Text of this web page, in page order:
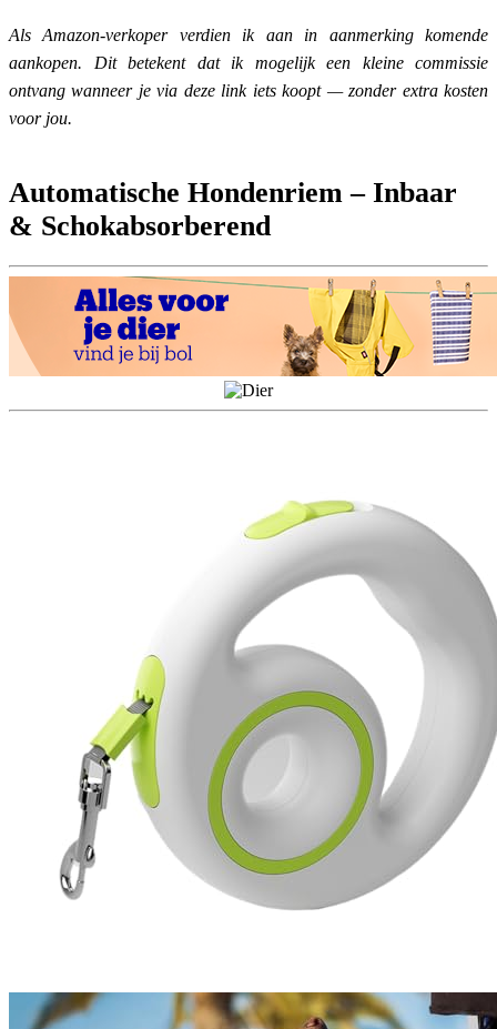
Als Amazon-verkoper verdien ik aan in aanmerking komende
aankopen. Dit betekent dat ik mogelijk een kleine commissie
ontvang wanneer je via deze link iets koopt — zonder extra kosten
voor jou.
Automatische Hondenriem – Inbaar
& Schokabsorberend